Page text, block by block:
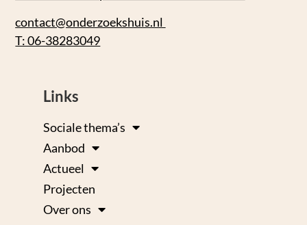
contact@onderzoekshuis.nl
T: 06-38283049
Links
Sociale thema’s
Aanbod
Actueel
Projecten
Over ons